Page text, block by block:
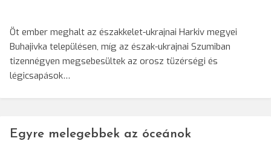
Öt ember meghalt az északkelet-ukrajnai Harkiv megyei
Buhajivka településen, míg az észak-ukrajnai Szumiban
tizennégyen megsebesültek az orosz tüzérségi és
légicsapások…
Egyre melegebbek az óceánok